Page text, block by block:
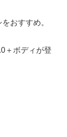
おすすめ。
＋ボディが登